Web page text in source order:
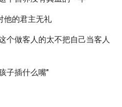
他的君主无礼
个做客人的太不把自己当客人
子插什么嘴"